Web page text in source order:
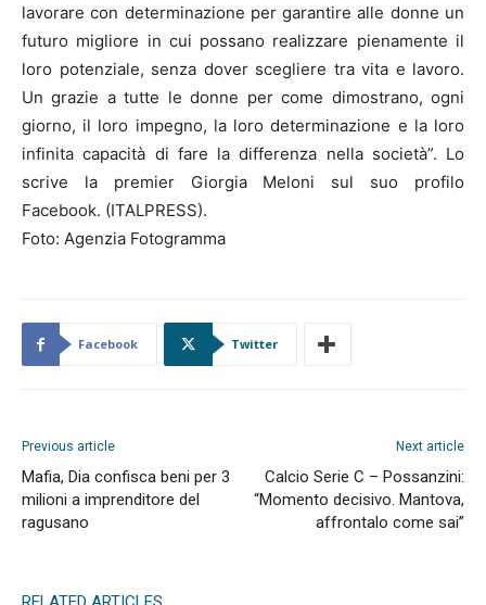
lavorare con determinazione per garantire alle donne un
futuro migliore in cui possano realizzare pienamente il
loro potenziale, senza dover scegliere tra vita e lavoro.
Un grazie a tutte le donne per come dimostrano, ogni
giorno, il loro impegno, la loro determinazione e la loro
infinita capacità di fare la differenza nella società”. Lo
scrive la premier Giorgia Meloni sul suo profilo
Facebook. (ITALPRESS).
Foto: Agenzia Fotogramma
Facebook Twitter
Previous article
Mafia, Dia confisca beni per 3
milioni a imprenditore del
ragusano
Next article
Calcio Serie C – Possanzini:
“Momento decisivo. Mantova,
affrontalo come sai”